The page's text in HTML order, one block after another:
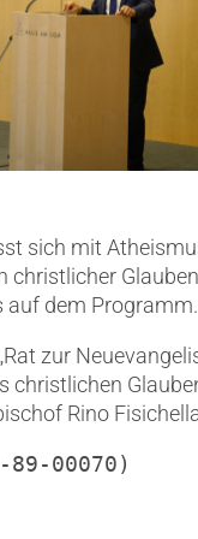
sich mit
christlicher
auf dem Programm.
zur
christlichen
Rino
00070)